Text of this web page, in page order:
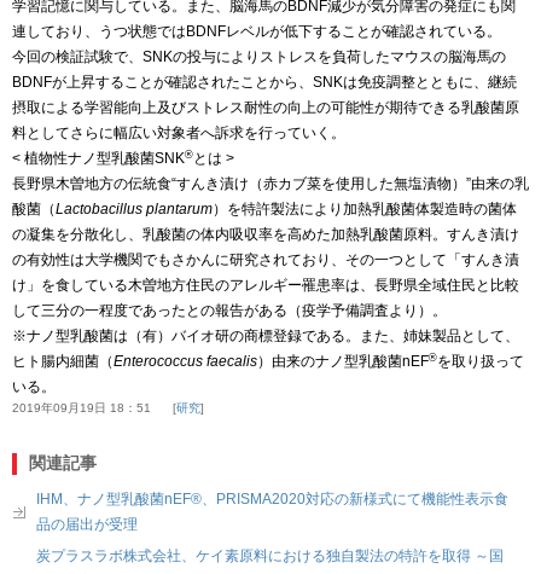
学習記憶に関与している。また、脳海馬のBDNF減少が気分障害の発症にも関
連しており、うつ状態ではBDNFレベルが低下することが確認されている。
今回の検証試験で、SNKの投与によりストレスを負荷したマウスの脳海馬の
BDNFが上昇することが確認されたことから、SNKは免疫調整とともに、継続
摂取による学習能向上及びストレス耐性の向上の可能性が期待できる乳酸菌原
料としてさらに幅広い対象者へ訴求を行っていく。
< 植物性ナノ型乳酸菌SNK® とは >
長野県木曽地方の伝統食“すんき漬け（赤カブ菜を使用した無塩漬物）”由来の乳
酸菌（Lactobacillus plantarum）を特許製法により加熱乳酸菌体製造時の菌体
の凝集を分散化し、乳酸菌の体内吸収率を高めた加熱乳酸菌原料。すんき漬け
の有効性は大学機関でもさかんに研究されており、その一つとして「すんき漬
け」を食している木曽地方住民のアレルギー罹患率は、長野県全域住民と比較
して三分の一程度であったとの報告がある（疫学予備調査より）。
※ナノ型乳酸菌は（有）バイオ研の商標登録である。また、姉妹製品として、
ヒト腸内細菌（Enterococcus faecalis）由来のナノ型乳酸菌nEF®を取り扱って
いる。
2019年09月19日 18：51 研究
関連記事
IHM、ナノ型乳酸菌nEF®、PRISMA2020対応の新様式にて機能性表示食
品の届出が受理
炭プラスラボ株式会社、ケイ素原料における独自製法の特許を取得 ～国